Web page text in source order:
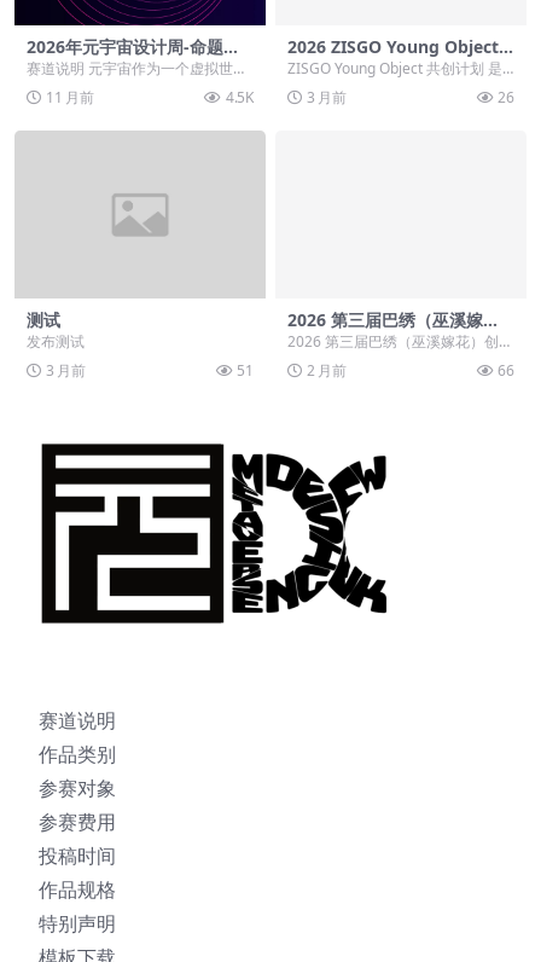
2026年元宇宙设计周-命题赛
道-”元宇宙+红色文化“
赛道说明 元宇宙作为一个虚拟世
界，提供了无限的可能性，使得非
遗文化能够以全新的形...
11 月前 4.5K
2026 ZISGO Young Object
共创大赛
ZISGO Young Object 共创计划 是
由 ZISGO 发起的青年生活...
3 月前 26
测试
发布测试
3 月前
51
2026 第三届巴绣（巫溪嫁
花）创意设计大赛
2026 第三届巴绣（巫溪嫁花）创意
设计大赛 第三届巴绣（巫溪嫁花）
创意设计大赛...
2 月前 66
赛道说明
作品类别
参赛对象
参赛费用
投稿时间
作品规格
特别声明